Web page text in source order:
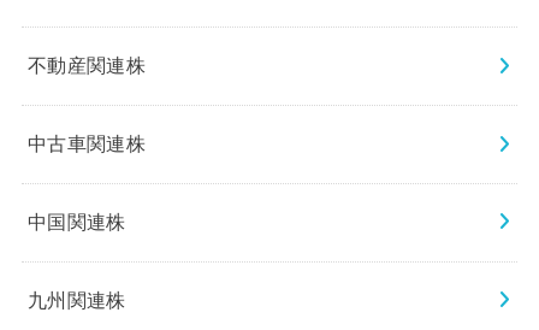
不動産関連株
中古車関連株
中国関連株
九州関連株